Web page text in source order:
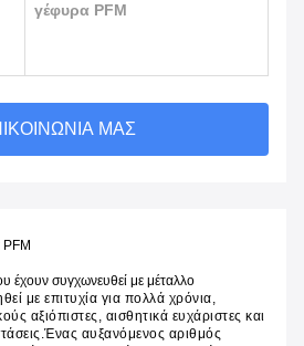
γέφυρα PFM
ΕΠΙΚΟΙΝΩΝΊΑ ΜΑΣ
έχουν συγχωνευθεί με μέταλλο
με επιτυχία για πολλά χρόνια,
αξιόπιστες, αισθητικά ευχάριστες και
αυξανόμενος αριθμός